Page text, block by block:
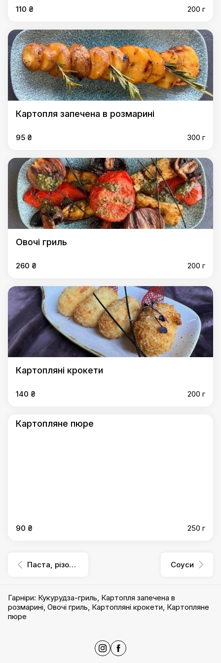
110 ₴ 200 г
Картопля запечена в розмарині
95 ₴ 300 г
Овочі гриль
260 ₴ 200 г
Картопляні крокети
140 ₴ 200 г
Картопляне пюре
90 ₴ 250 г
Паста, різотто Соуси
Гарніри: Кукурудза-гриль, Картопля запечена в
розмарині, Овочі гриль, Картопляні крокети, Картопляне
пюре